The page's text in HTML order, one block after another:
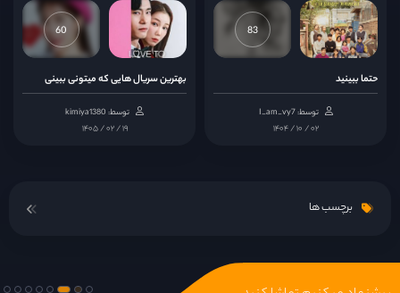
83
حتما ببینید
توسط: I_am_vy7
۱۴۰۴ / ۱۰ / ۰۲
60
بهترین سریال هایی که میتونی ببینی
توسط: kimiya1380
۱۴۰۵ / ۰۲ / ۱۹
برچسب ها